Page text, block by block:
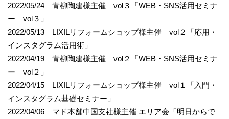
2022/05/24 青柳陶建様主催 vol３「WEB・SNS活用セミナ
ー vol３」
2022/05/13 LIXILリフォームショップ様主催 vol２「応用・
インスタグラム活用術」
2022/04/19 青柳陶建様主催 vol２「WEB・SNS活用セミナ
ー vol２」
2022/04/15 LIXILリフォームショップ様主催 vol１「入門・
インスタグラム基礎セミナー」
2022/04/06 マド本舗中国支社様主催 エリア会「明日からで